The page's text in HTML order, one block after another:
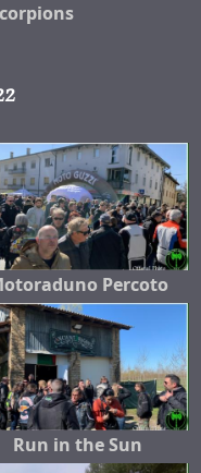
Percoto
Run in the Sun